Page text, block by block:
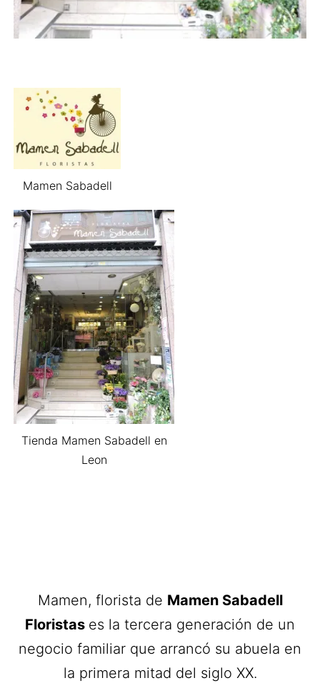
Mamen Sabadell
Tienda Mamen Sabadell en
Leon
Mamen, florista de Mamen Sabadell
Floristas es la tercera generación de un
negocio familiar que arrancó su abuela en
la primera mitad del siglo XX.